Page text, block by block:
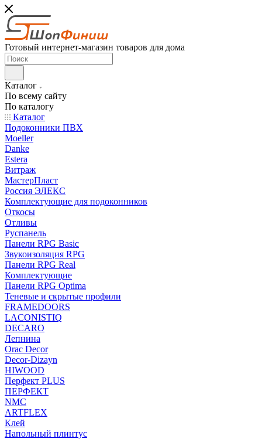
Готовый интернет-магазин товаров для дома
Каталог
По всему сайту
По каталогу
Каталог
Подоконники ПВХ
Moeller
Danke
Estera
Витраж
МастерПласт
Россия ЭЛЕКС
Комплектующие для подоконников
Откосы
Отливы
Руспанель
Панели RPG Basic
Звукоизоляция RPG
Панели RPG Real
Комплектующие
Панели RPG Optima
Теневые и скрытые профили
FRAMEDOORS
LACONISTIQ
DECARO
Лепнина
Orac Decor
Decor-Dizayn
HIWOOD
Перфект PLUS
ПЕРФЕКТ
NMC
ARTFLEX
Клей
Напольный плинтус